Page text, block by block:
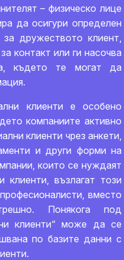
– физическо лице
да осигури определен
дружеството клиент,
контакт или ги насочва
където те могат да
клиенти е особено
компаниите активно
клиенти чрез анкети,
и други форми на
които се нуждаят
клиенти, възлагат този
вместо
Понякога под
клиенти“ може да се
по базите данни с